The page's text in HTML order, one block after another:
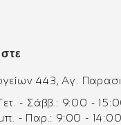
443, Αγ.
- Σάββ.: 9:00 -
- Παρ.: 9:00 -